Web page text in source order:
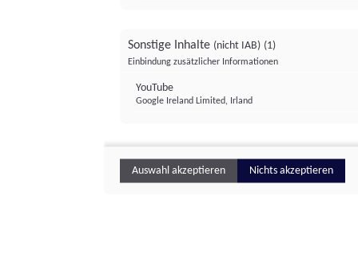
Sonstige Inhalte (nicht IAB) (1)
Einbindung zusätzlicher Informationen
YouTube
Google Ireland Limited, Irland
Auswahl akzeptieren Nichts akzeptieren